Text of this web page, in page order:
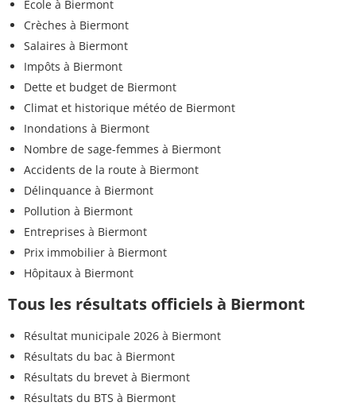
Ecole à Biermont
Crèches à Biermont
Salaires à Biermont
Impôts à Biermont
Dette et budget de Biermont
Climat et historique météo de Biermont
Inondations à Biermont
Nombre de sage-femmes à Biermont
Accidents de la route à Biermont
Délinquance à Biermont
Pollution à Biermont
Entreprises à Biermont
Prix immobilier à Biermont
Hôpitaux à Biermont
Tous les résultats officiels à Biermont
Résultat municipale 2026 à Biermont
Résultats du bac à Biermont
Résultats du brevet à Biermont
Résultats du BTS à Biermont